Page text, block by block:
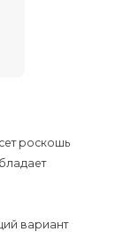
роскошь
вариант